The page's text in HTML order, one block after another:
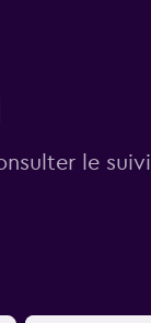
le suivi